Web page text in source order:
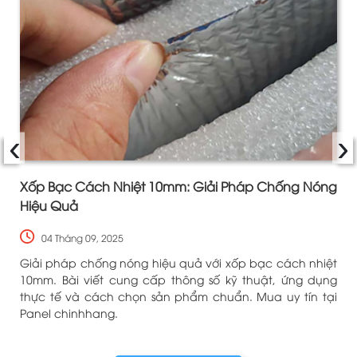
Xốp Bạc Cách Nhiệt 10mm: Giải Pháp Chống Nóng
Hiệu Quả
04 Tháng 09, 2025
Giải pháp chống nóng hiệu quả với xốp bạc cách nhiệt
10mm. Bài viết cung cấp thông số kỹ thuật, ứng dụng
thực tế và cách chọn sản phẩm chuẩn. Mua uy tín tại
Panel chinhhang.
‹ ›